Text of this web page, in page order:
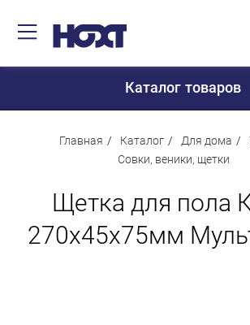
Каталог товаров
Для кухни
Сантехника
Главная Каталог Для дома
Совки, веники, щетки
Щетка для пола
270х45х75мм